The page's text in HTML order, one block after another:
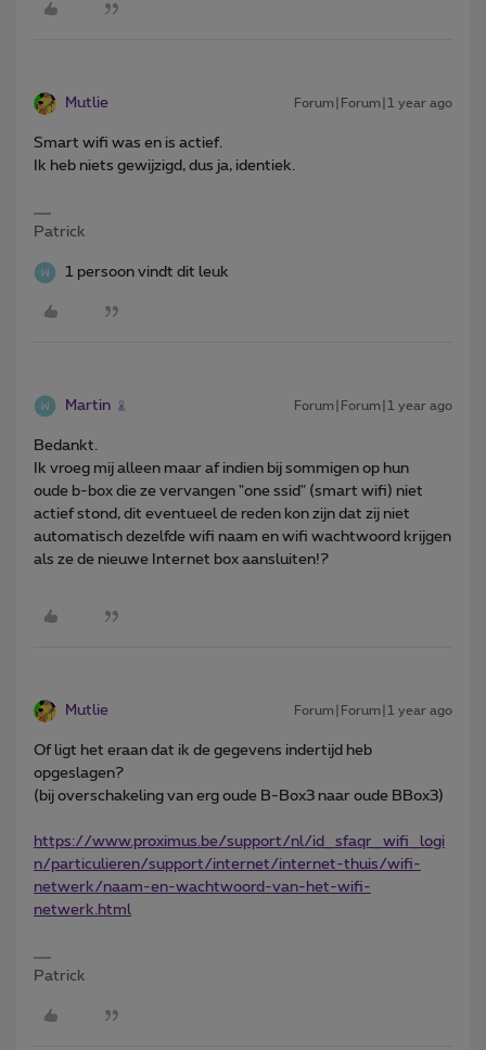
Mutlie Forum|Forum|1 year ago
Smart wifi was en is actief.
Ik heb niets gewijzigd, dus ja, identiek.
Patrick
1 persoon vindt dit leuk
Martin Forum|Forum|1 year ago
Bedankt.
Ik vroeg mij alleen maar af indien bij sommigen op hun
oude b-box die ze vervangen "one ssid" (smart wifi) niet
actief stond, dit eventueel de reden kon zijn dat zij niet
automatisch dezelfde wifi naam en wifi wachtwoord krijgen
als ze de nieuwe Internet box aansluiten!?
Mutlie Forum|Forum|1 year ago
Of ligt het eraan dat ik de gegevens indertijd heb
opgeslagen?
(bij overschakeling van erg oude B-Box3 naar oude BBox3)
https://www.proximus.be/support/nl/id_sfaqr_wifi_logi
n/particulieren/support/internet/internet-thuis/wifi-
netwerk/naam-en-wachtwoord-van-het-wifi-
netwerk.html
Patrick